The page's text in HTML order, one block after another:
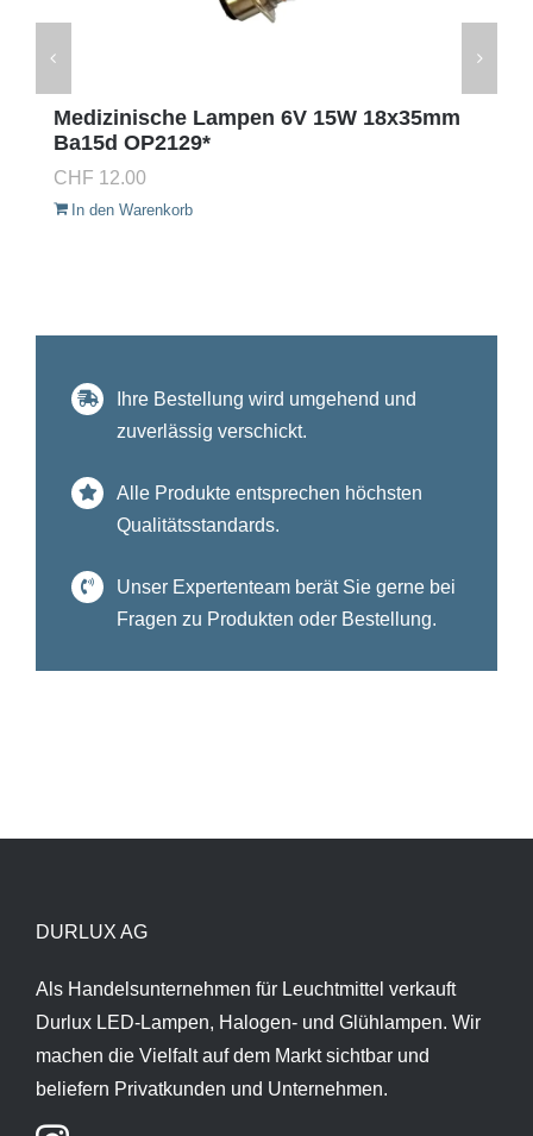
Medizinische Lampen 6V 15W 18x35mm
Ba15d OP2129*
CHF 12.00
In den Warenkorb
Ihre Bestellung wird umgehend und
zuverlässig verschickt.
Alle Produkte entsprechen höchsten
Qualitätsstandards.
Unser Expertenteam berät Sie gerne bei
Fragen zu Produkten oder Bestellung.
DURLUX AG
Als Handelsunternehmen für Leuchtmittel verkauft
Durlux LED-Lampen, Halogen- und Glühlampen. Wir
machen die Vielfalt auf dem Markt sichtbar und
beliefern Privatkunden und Unternehmen.